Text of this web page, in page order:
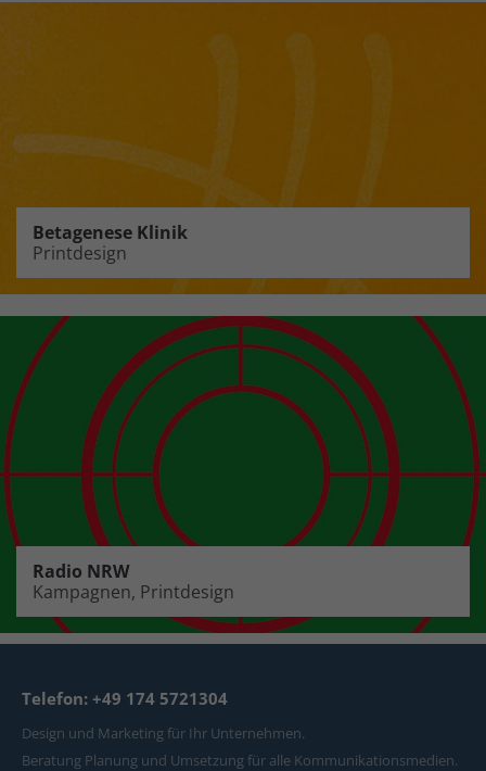
Betagenese Klinik
Printdesign
Radio NRW
Kampagnen, Printdesign
Telefon: +49 174 5721304
Design und Marketing für Ihr Unternehmen.
Beratung Planung und Umsetzung für alle Kommunikationsmedien.